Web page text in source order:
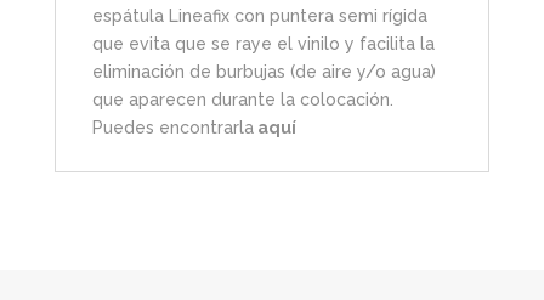
espátula Lineafix con puntera semi rígida
que evita que se raye el vinilo y facilita la
eliminación de burbujas (de aire y/o agua)
que aparecen durante la colocación.
Puedes encontrarla aquí